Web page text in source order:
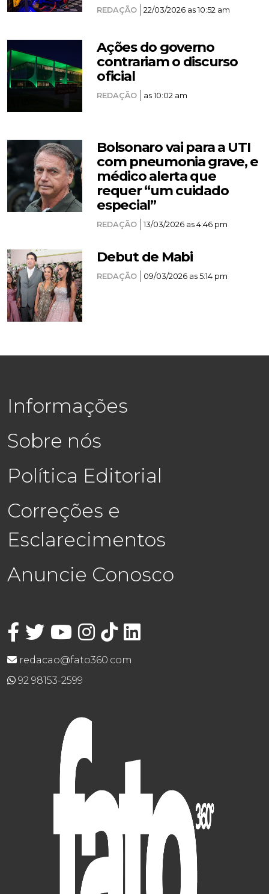
REDAÇÃO 22/03/2026 as 10:52 am
Ações do governo
contrariam o discurso
oficial
REDAÇÃO as 10:02 am
Bolsonaro vai para a UTI
com pneumonia grave, e
médico alerta que
requer “um cuidado
especial”
REDAÇÃO 13/03/2026 as 4:46 pm
Debut de Mabi
REDAÇÃO 09/03/2026 as 5:14 pm
Informações
Sobre nós
Política Editorial
Correções e
Esclarecimentos
Anuncie Conosco
redacao@fato360.com
92 98153-2599